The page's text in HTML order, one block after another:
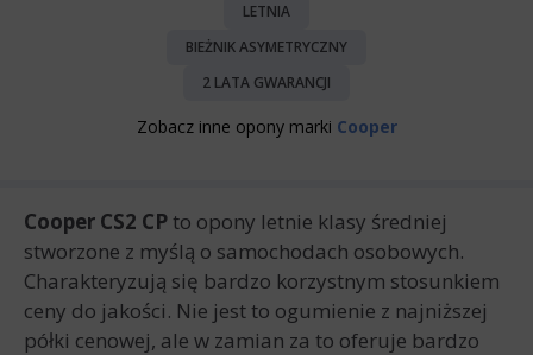
LETNIA
BIEŻNIK ASYMETRYCZNY
2 LATA GWARANCJI
Zobacz inne opony marki Cooper
Cooper CS2 CP to opony letnie klasy średniej
stworzone z myślą o samochodach osobowych.
Charakteryzują się bardzo korzystnym stosunkiem
ceny do jakości. Nie jest to ogumienie z najniższej
półki cenowej, ale w zamian za to oferuje bardzo